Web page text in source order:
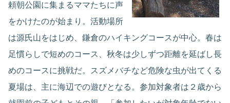
頼朝公園に集まるママたちに声
をかけたのが始まり。活動場所
は源氏山をはじめ、鎌倉のハイキングコースが中心。春は
足慣らしで短めのコース、秋冬は少しずつ距離を延ばし長
めのコースに挑戦だ。スズメバチなど危険な虫が出てくる
夏場は、主に海辺での遊びとなる。参加対象者は２歳から